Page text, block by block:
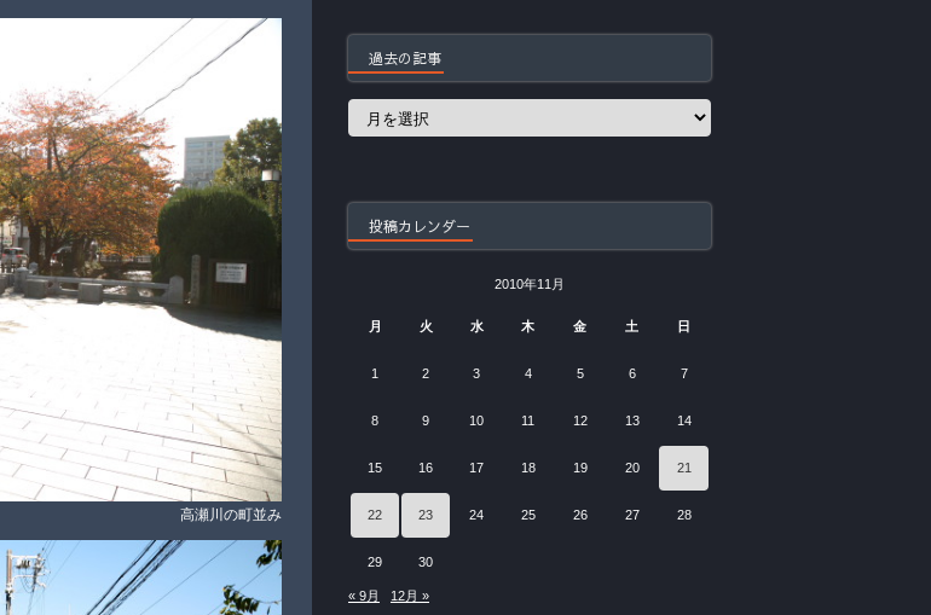
高瀬川の町並み
過去の記事
過
投稿カレンダー
2010年11月
月 火 水 木 金 土 日
1 2 3 4 5 6 7
8 9 10 11 12 13 14
15 16 17 18 19 20 21
22 23 24 25 26 27 28
29 30
« 9月 12月 »